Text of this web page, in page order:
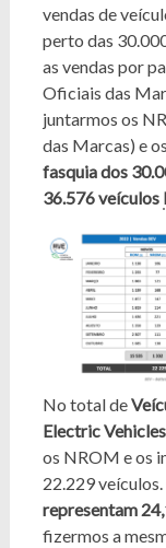
vendas de
perto das
as vendas por
Oficiais das
juntarmos os
das Marcas) e
fasquia dos
36.576 veículos
No total de
Electric
os NROM e os
22.229 veículos.
representam
fizermos a